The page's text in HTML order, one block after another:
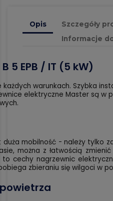
Opis Szczegóły
Informacje
5 EPB / IT (5 kW)
warunkach. Szybka
elektryczne Master są
mobilność - należy tylko
można z łatwością
cechy nagrzewnic
zbieraniu się wilgoci w